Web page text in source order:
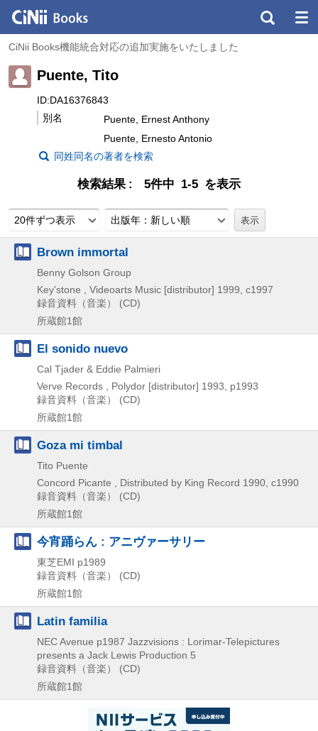
CiNii Books機能統合対応の追加実施をいたしました
Puente, Tito
ID:DA16376843
別名
Puente, Ernest Anthony
Puente, Ernesto Antonio
同姓同名の著者を検索
検索結果 5件中 1-5 を表示
20件ずつ表示 出版年：新しい順
Brown immortal
Benny Golson Group
Key'stone , Videoarts Music [distributor] 1999, c1997
録音資料（音楽） (CD)
所蔵館1館
El sonido nuevo
Cal Tjader & Eddie Palmieri
Verve Records , Polydor [distributor] 1993, p1993
録音資料（音楽） (CD)
所蔵館1館
Goza mi timbal
Tito Puente
Concord Picante , Distributed by King Record 1990, c1990
録音資料（音楽） (CD)
所蔵館1館
今宵踊らん : アニヴァーサリー
東芝EMI p1989
録音資料（音楽） (CD)
所蔵館1館
Latin familia
NEC Avenue p1987 Jazzvisions : Lorimar-Telepictures
presents a Jack Lewis Production 5
録音資料（音楽） (CD)
所蔵館1館